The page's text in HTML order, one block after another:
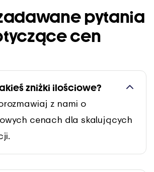
pytania
cen
zniżki ilościowe?
z nami o
cenach dla skalujących